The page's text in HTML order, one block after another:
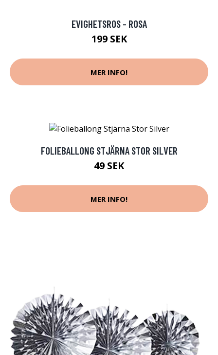
EVIGHETSROS - ROSA
199 SEK
MER INFO!
FOLIEBALLONG STJÄRNA STOR SILVER
49 SEK
MER INFO!